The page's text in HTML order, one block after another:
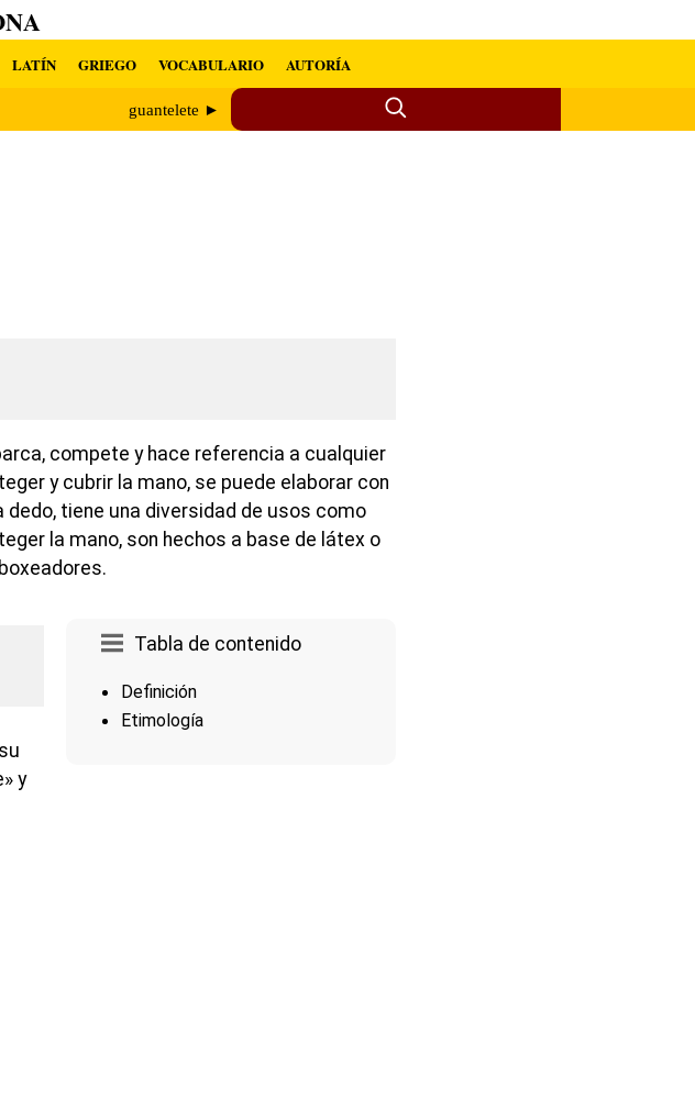
LATÍN GRIEGO VOCABULARIO AUTORÍA
guantelete ►
compete y hace referencia a cualquier
y cubrir la mano, se puede elaborar con
tiene una diversidad de usos como
la mano, son hechos a base de látex o
Tabla de contenido
Definición
Etimología
y